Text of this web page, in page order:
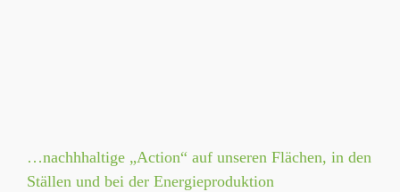
…nachhhaltige „Action“ auf unseren Flächen, in den
Ställen und bei der Energieproduktion